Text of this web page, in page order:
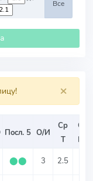
Все
×
Посл. 5 О/И
Ср
Т
Ср
ИТ
⬤⬤ 3 2.5